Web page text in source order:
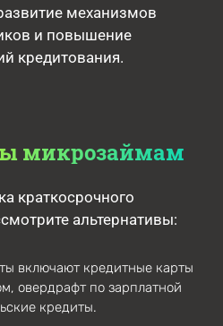
механизмов
и повышение
кредитования.
микрозаймам
краткосрочного
альтернативы:
включают кредитные карты
овердрафт по зарплатной
кредиты.